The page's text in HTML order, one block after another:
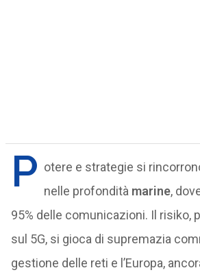
P otere e strategie si
nelle profondità marine,
95% delle comunicazioni. Il risiko,
sul 5G, si gioca di supremazia
gestione delle reti e l’Europa,